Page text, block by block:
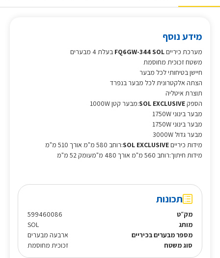
מידע נוסף
מערכת כירייםFQ6GW-344 SOL בעלת 4 מבערים
משטח זכוכית מחוסמת
חיישן בטיחותי לכל מבער
הצתה אלקטרונית לכל מבער בנפרד
תוצרת איטליה
הספקSOL EXCLUSIVE:מבער קטן 1000W
מבער בינוני 1750W
מבער בינוני 1750W
מבער גדול 3000W
מידות כירייםSOL EXCLUSIVE:רוחב 580 מ"מ אורך 510 מ"מ
מידות חיתוך:רוחב 560 מ"מ אורך 480 מ"מעומק 52 מ"מ
תכונות
מק״ט
599460086
מותג
SOL
מספר מבערים בכיריים
ארבעה מבערים
סוג משטח
זכוכית מחוסמת